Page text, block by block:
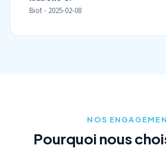
Biot - 2025-02-08
NOS
Pourquoi nous